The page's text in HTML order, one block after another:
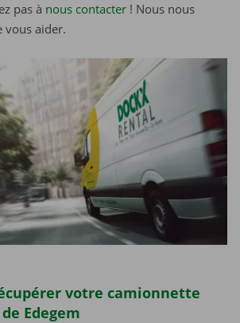
pas à nous contacter ! Nous nous
vous aider.
votre camionnette
Edegem